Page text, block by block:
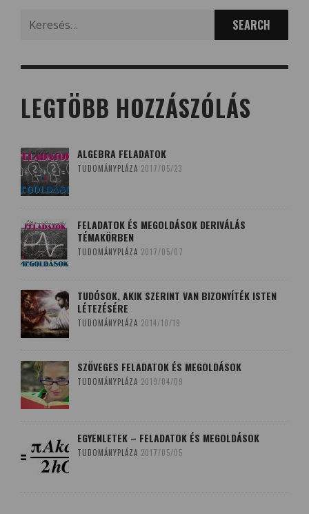
for:
LEGTÖBB HOZZÁSZÓLÁS
ALGEBRA FELADATOK
TUDOMÁNYPLÁZA 2017/05/23
FELADATOK ÉS MEGOLDÁSOK DERIVÁLÁS
TÉMAKÖRBEN
TUDOMÁNYPLÁZA 2017/05/07
TUDÓSOK, AKIK SZERINT VAN BIZONYÍTÉK ISTEN
LÉTEZÉSÉRE
TUDOMÁNYPLÁZA 2014/10/19
SZÖVEGES FELADATOK ÉS MEGOLDÁSOK
TUDOMÁNYPLÁZA 2019/04/09
EGYENLETEK – FELADATOK ÉS MEGOLDÁSOK
TUDOMÁNYPLÁZA 2017/05/05